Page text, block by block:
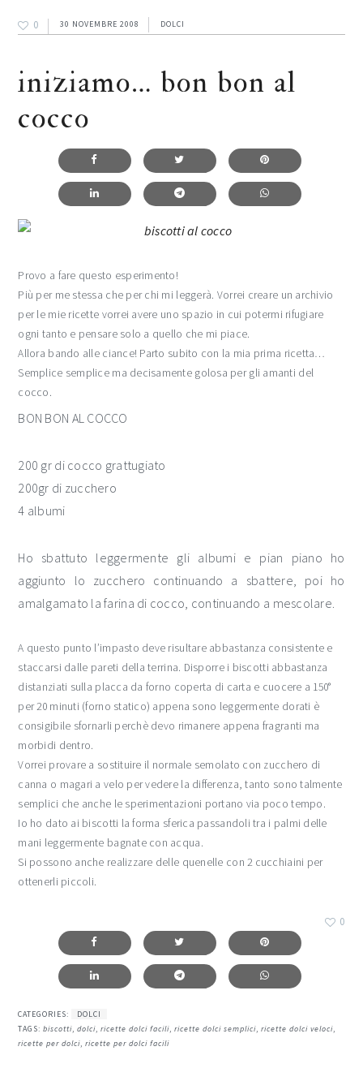
0 30 NOVEMBRE 2008 DOLCI
iniziamo… bon bon al
cocco
Provo a fare questo esperimento!
Più per me stessa che per chi mi leggerà. Vorrei creare un archivio
per le mie ricette vorrei avere uno spazio in cui potermi rifugiare
ogni tanto e pensare solo a quello che mi piace.
Allora bando alle ciance! Parto subito con la mia prima ricetta…
Semplice semplice ma decisamente golosa per gli amanti del
cocco.
BON BON AL COCCO
200 gr di cocco grattugiato
200gr di zucchero
4 albumi
Ho sbattuto leggermente gli albumi e pian piano ho
aggiunto lo zucchero continuando a sbattere, poi ho
amalgamato la farina di cocco, continuando a mescolare.
A questo punto l’impasto deve risultare abbastanza consistente e
staccarsi dalle pareti della terrina. Disporre i biscotti abbastanza
distanziati sulla placca da forno coperta di carta e cuocere a 150°
per 20 minuti (forno statico) appena sono leggermente dorati è
consigibile sfornarli perchè devo rimanere appena fragranti ma
morbidi dentro.
Vorrei provare a sostituire il normale semolato con zucchero di
canna o magari a velo per vedere la differenza, tanto sono talmente
semplici che anche le sperimentazioni portano via poco tempo.
Io ho dato ai biscotti la forma sferica passandoli tra i palmi delle
mani leggermente bagnate con acqua.
Si possono anche realizzare delle quenelle con 2 cucchiaini per
ottenerli piccoli.
0
CATEGORIES:
DOLCI
TAGS:biscotti,dolci,ricette dolci facili,ricette dolci semplici,ricette dolci veloci,
ricette per dolci,ricette per dolci facili